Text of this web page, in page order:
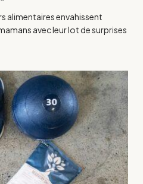
alimentaires envahissent
avec leur lot de surprises